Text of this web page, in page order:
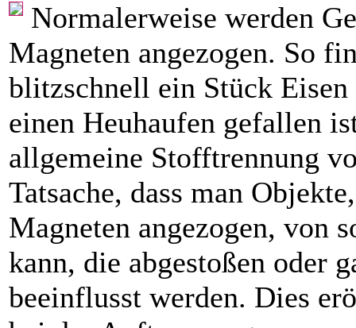
Normalerweise werden
Magneten angezogen. So
blitzschnell ein Stück Eisen
einen Heuhaufen gefallen
allgemeine Stofftrennung
­Tatsache, dass man
Magneten angezogen, von
kann, die abgestoßen oder
beeinflusst werden. Dies